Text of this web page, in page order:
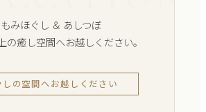
もみほぐし ＆ あしつぼ
の癒し空間へお越しください。
しの空間へお越しください